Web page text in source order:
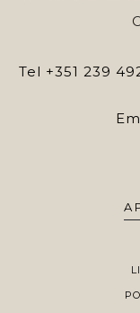
Tel +351 239